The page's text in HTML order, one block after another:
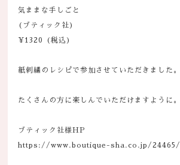
気ままな手しごと
(ブティック社)
¥1320 (税込)
紙刺繍のレシピで参加させていただきました。
たくさんの方に楽しんでいただけますように。
ブティック社様HP
https://www.boutique-sha.co.jp/24465/